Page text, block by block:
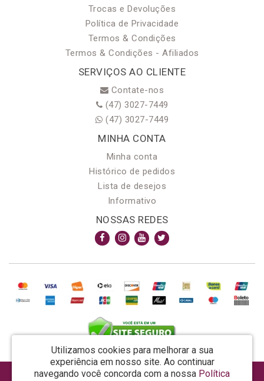
Trocas e Devoluções
Política de Privacidade
Termos & Condições
Termos & Condições - Afiliados
SERVIÇOS AO CLIENTE
Contate-nos
(47) 3027-7449
(47) 3027-7449
MINHA CONTA
Minha conta
Histórico de pedidos
Lista de desejos
Informativo
NOSSAS REDES
Utilizamos cookies para melhorar a sua
experiência em nosso site. Ao continuar
navegando você concorda com a nossa Política
AROMA & MAGIA MANUF DE PROD COSMECEUTICOS LTDA EPP - CNPJ: 81.362.295/0001-48